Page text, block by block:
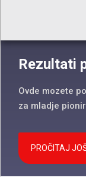
Rezultati
Ovde mozete
za mladje
PROČITAJ